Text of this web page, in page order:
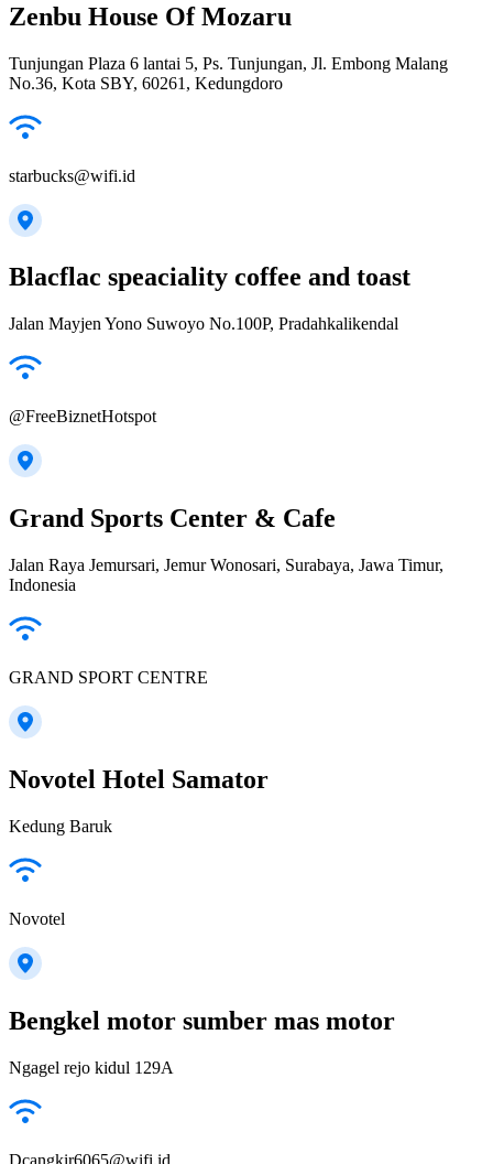
Zenbu House Of Mozaru
Tunjungan Plaza 6 lantai 5, Ps. Tunjungan, Jl. Embong Malang
No.36, Kota SBY, 60261, Kedungdoro
starbucks@wifi.id
Blacflac speaciality coffee and toast
Jalan Mayjen Yono Suwoyo No.100P, Pradahkalikendal
@FreeBiznetHotspot
Grand Sports Center & Cafe
Jalan Raya Jemursari, Jemur Wonosari, Surabaya, Jawa Timur,
Indonesia
GRAND SPORT CENTRE
Novotel Hotel Samator
Kedung Baruk
Novotel
Bengkel motor sumber mas motor
Ngagel rejo kidul 129A
Dcangkir6065@wifi.id